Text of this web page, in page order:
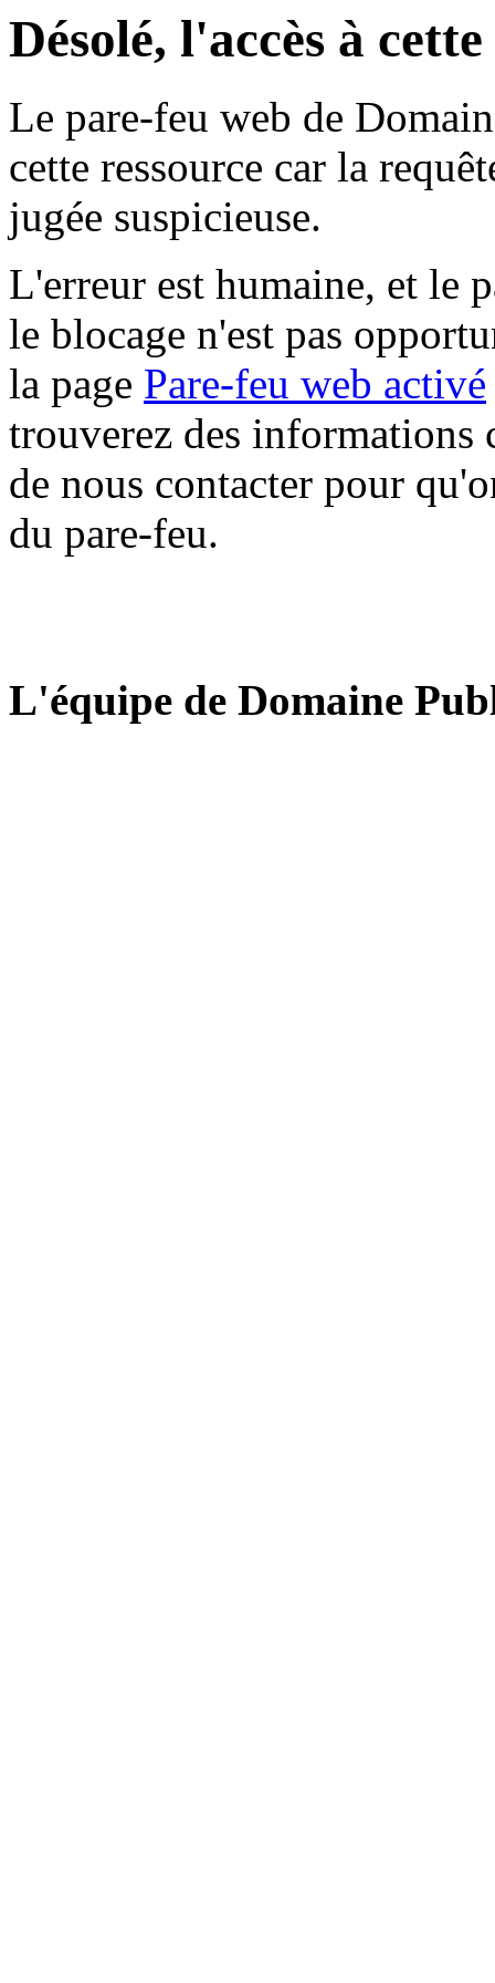
Désolé, l'accès à
Le pare-feu web de
cette ressource car la
jugée suspicieuse.
L'erreur est humaine, et le
le blocage n'est pas
la page Pare-feu web activé
trouverez des informations
de nous contacter pour
du pare-feu.
L'équipe de Domaine